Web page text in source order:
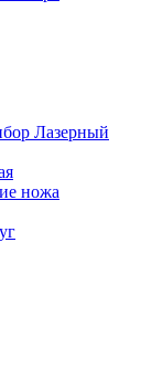
Лазерный
ножа